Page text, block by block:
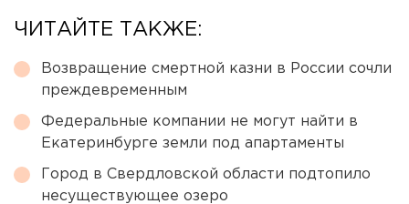
ЧИТАЙТЕ ТАКЖЕ:
Возвращение смертной казни в России сочли
преждевременным
Федеральные компании не могут найти в
Екатеринбурге земли под апартаменты
Город в Свердловской области подтопило
несуществующее озеро